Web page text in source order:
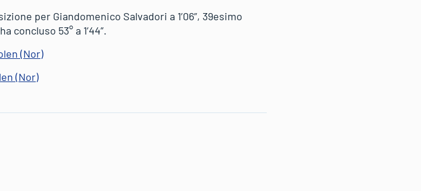
per Giandomenico Salvadori a 1’06”, 39esimo
concluso 53° a 1’44”.
(Nor)
(Nor)